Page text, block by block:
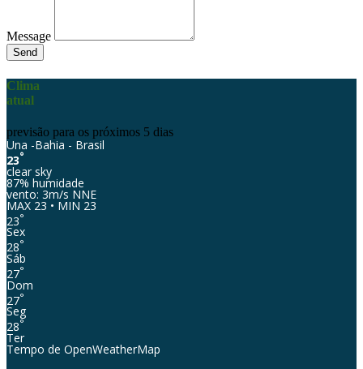
Message
Send
Clima
atual
previsão para os próximos 5 dias
Una -Bahia - Brasil
23°
clear sky
87% humidade
vento: 3m/s NNE
MAX 23 • MIN 23
23°
Sex
28°
Sáb
27°
Dom
27°
Seg
28°
Ter
Tempo de OpenWeatherMap